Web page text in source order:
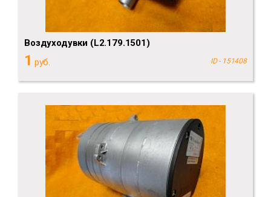
Воздуходувки (L2.179.1501)
1 руб. ID - 151408